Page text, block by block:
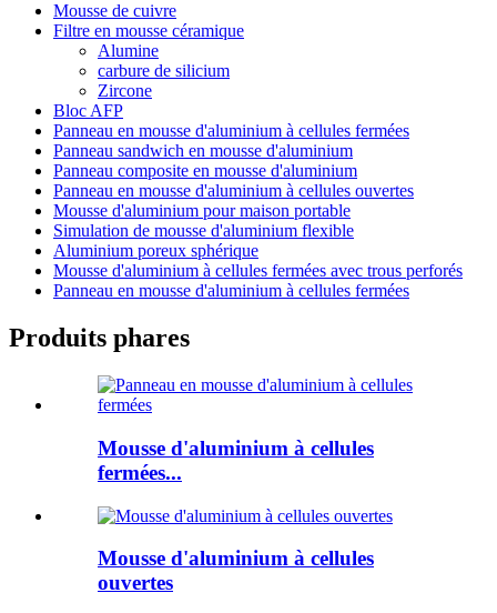
Mousse de cuivre
Filtre en mousse céramique
Alumine
carbure de silicium
Zircone
Bloc AFP
Panneau en mousse d'aluminium à cellules fermées
Panneau sandwich en mousse d'aluminium
Panneau composite en mousse d'aluminium
Panneau en mousse d'aluminium à cellules ouvertes
Mousse d'aluminium pour maison portable
Simulation de mousse d'aluminium flexible
Aluminium poreux sphérique
Mousse d'aluminium à cellules fermées avec trous perforés
Panneau en mousse d'aluminium à cellules fermées
Produits phares
Mousse d'aluminium à cellules
fermées...
Mousse d'aluminium à cellules
ouvertes